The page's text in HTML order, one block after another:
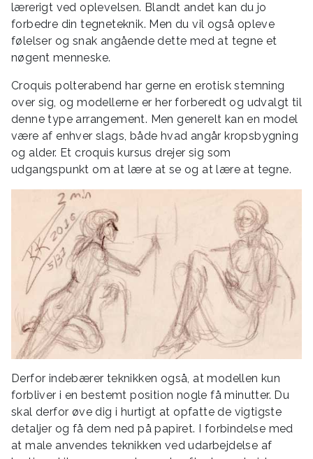
lærerigt ved oplevelsen. Blandt andet kan du jo
forbedre din tegneteknik. Men du vil også opleve
følelser og snak angående dette med at tegne et
nøgent menneske.
Croquis polterabend har gerne en erotisk stemning
over sig, og modellerne er her forberedt og udvalgt til
denne type arrangement. Men generelt kan en model
være af enhver slags, både hvad angår kropsbygning
og alder. Et croquis kursus drejer sig som
udgangspunkt om at lære at se og at lære at tegne.
Derfor indebærer teknikken også, at modellen kun
forbliver i en bestemt position nogle få minutter. Du
skal derfor øve dig i hurtigt at opfatte de vigtigste
detaljer og få dem ned på papiret. I forbindelse med
at male anvendes teknikken ved udarbejdelse af